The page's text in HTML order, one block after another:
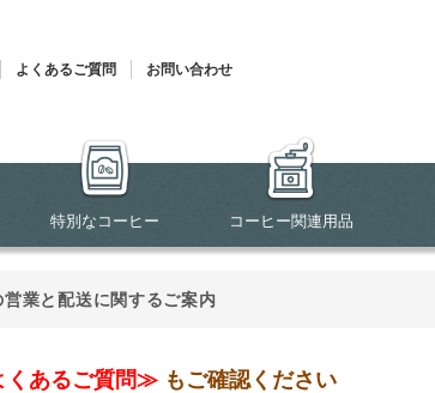
よくあるご質問
お問い合わせ
特別なコーヒー コーヒー関連用品
業と配送に関するご案内
あるご質問≫ もご確認ください